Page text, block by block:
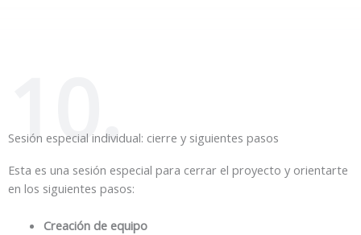
10.
Sesión especial individual: cierre y siguientes pasos
Esta es una sesión especial para cerrar el proyecto y orientarte
en los siguientes pasos:
Creación de equipo